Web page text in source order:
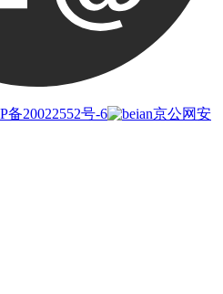
备20022552号-6
京公网安